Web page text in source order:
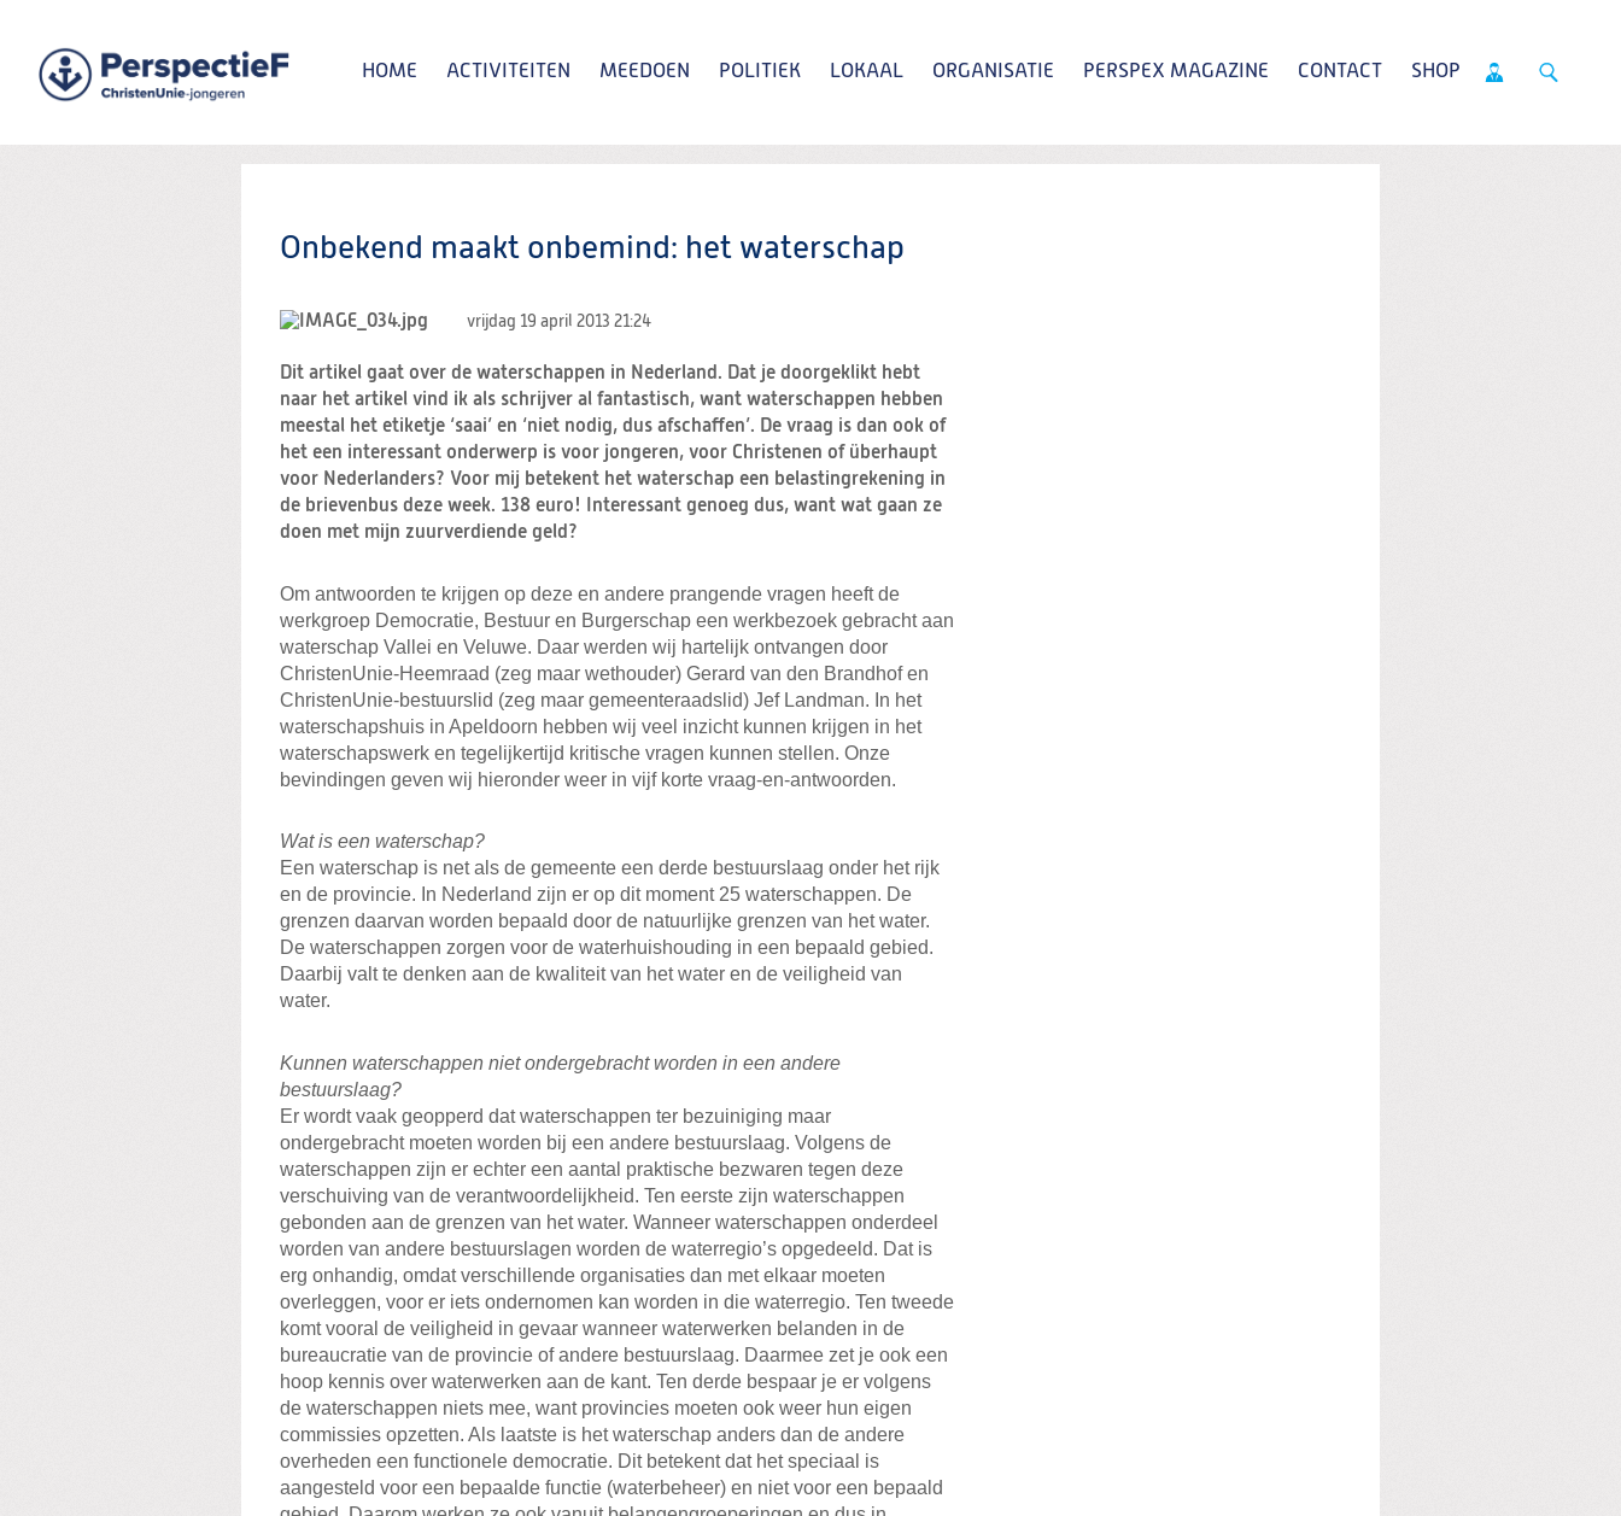
Spring
naar
HOME ACTIVITEITEN MEEDOEN POLITIEK LOKAAL ORGANISATIE PERSPEX MAGAZINE CONTACT SHOP
Onbekend maakt onbemind: het waterschap
vrijdag 19 april 2013 21:24
Dit artikel gaat over de waterschappen in Nederland. Dat je doorgeklikt hebt
naar het artikel vind ik als schrijver al fantastisch, want waterschappen hebben
meestal het etiketje ‘saai’ en ‘niet nodig, dus afschaffen’. De vraag is dan ook of
het een interessant onderwerp is voor jongeren, voor Christenen of überhaupt
voor Nederlanders? Voor mij betekent het waterschap een belastingrekening in
de brievenbus deze week. 138 euro! Interessant genoeg dus, want wat gaan ze
doen met mijn zuurverdiende geld?
Om antwoorden te krijgen op deze en andere prangende vragen heeft de
werkgroep Democratie, Bestuur en Burgerschap een werkbezoek gebracht aan
waterschap Vallei en Veluwe. Daar werden wij hartelijk ontvangen door
ChristenUnie-Heemraad (zeg maar wethouder) Gerard van den Brandhof en
ChristenUnie-bestuurslid (zeg maar gemeenteraadslid) Jef Landman. In het
waterschapshuis in Apeldoorn hebben wij veel inzicht kunnen krijgen in het
waterschapswerk en tegelijkertijd kritische vragen kunnen stellen. Onze
bevindingen geven wij hieronder weer in vijf korte vraag-en-antwoorden.
Wat is een waterschap?
Een waterschap is net als de gemeente een derde bestuurslaag onder het rijk
en de provincie. In Nederland zijn er op dit moment 25 waterschappen. De
grenzen daarvan worden bepaald door de natuurlijke grenzen van het water.
De waterschappen zorgen voor de waterhuishouding in een bepaald gebied.
Daarbij valt te denken aan de kwaliteit van het water en de veiligheid van
water.
Kunnen waterschappen niet ondergebracht worden in een andere
bestuurslaag?
Er wordt vaak geopperd dat waterschappen ter bezuiniging maar
ondergebracht moeten worden bij een andere bestuurslaag. Volgens de
waterschappen zijn er echter een aantal praktische bezwaren tegen deze
verschuiving van de verantwoordelijkheid. Ten eerste zijn waterschappen
gebonden aan de grenzen van het water. Wanneer waterschappen onderdeel
worden van andere bestuurslagen worden de waterregio’s opgedeeld. Dat is
erg onhandig, omdat verschillende organisaties dan met elkaar moeten
overleggen, voor er iets ondernomen kan worden in die waterregio. Ten tweede
komt vooral de veiligheid in gevaar wanneer waterwerken belanden in de
bureaucratie van de provincie of andere bestuurslaag. Daarmee zet je ook een
hoop kennis over waterwerken aan de kant. Ten derde bespaar je er volgens
de waterschappen niets mee, want provincies moeten ook weer hun eigen
commissies opzetten. Als laatste is het waterschap anders dan de andere
overheden een functionele democratie. Dit betekent dat het speciaal is
aangesteld voor een bepaalde functie (waterbeheer) en niet voor een bepaald